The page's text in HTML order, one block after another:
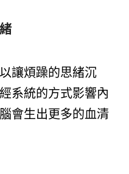
讓煩躁的思緒沉
系統的方式影響內
會生出更多的血清